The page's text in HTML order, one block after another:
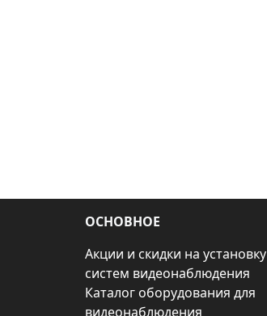
ОСНОВНОЕ
Акции и скидки на установку
систем видеонаблюдения
Каталог оборудования для
видеонаблюдения